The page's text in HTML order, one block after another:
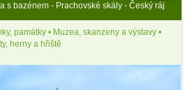
s bazénem - Prachovské skály - Český ráj
památky • Muzea, skanzeny a výstavy •
herny a hřiště